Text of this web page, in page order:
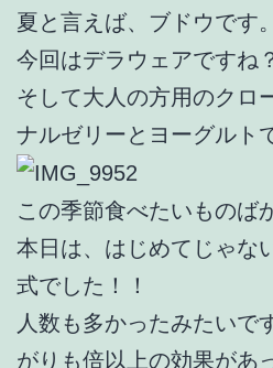
夏と言えば、ブドウです。
今回はデラウェアですね
そして大人の方用のクロ
ナルゼリーとヨーグルト
この季節食べたいものば
本日は、はじめてじゃな
式でした！！
人数も多かったみたいで
がりも倍以上の効果があ